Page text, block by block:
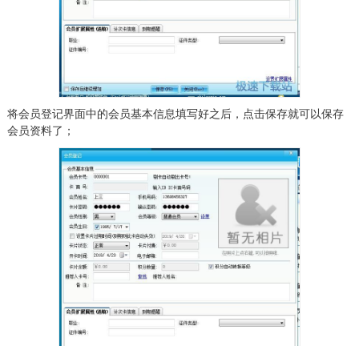
将会员登记界面中的会员基本信息填写好之后，点击保存就可以保存
会员资料了；